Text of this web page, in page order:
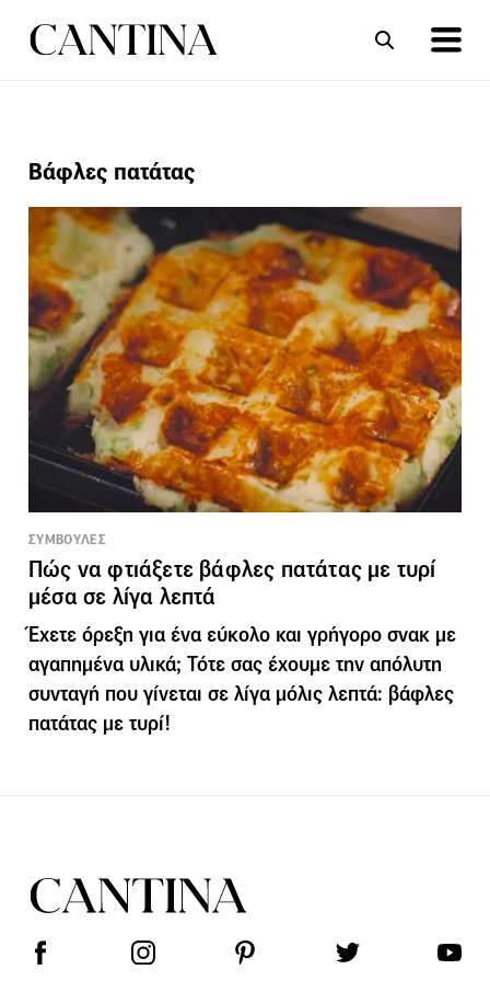
ΣΥΝΤΑΓΕΣ
Βάφλες πατάτας
ΣΥΜΒΟΥΛΕΣ
Πώς να φτιάξετε βάφλες πατάτας με τυρί
μέσα σε λίγα λεπτά
Έχετε όρεξη για ένα εύκολο και γρήγορο σνακ με
αγαπημένα υλικά; Τότε σας έχουμε την απόλυτη
συνταγή που γίνεται σε λίγα μόλις λεπτά: βάφλες
πατάτας με τυρί!